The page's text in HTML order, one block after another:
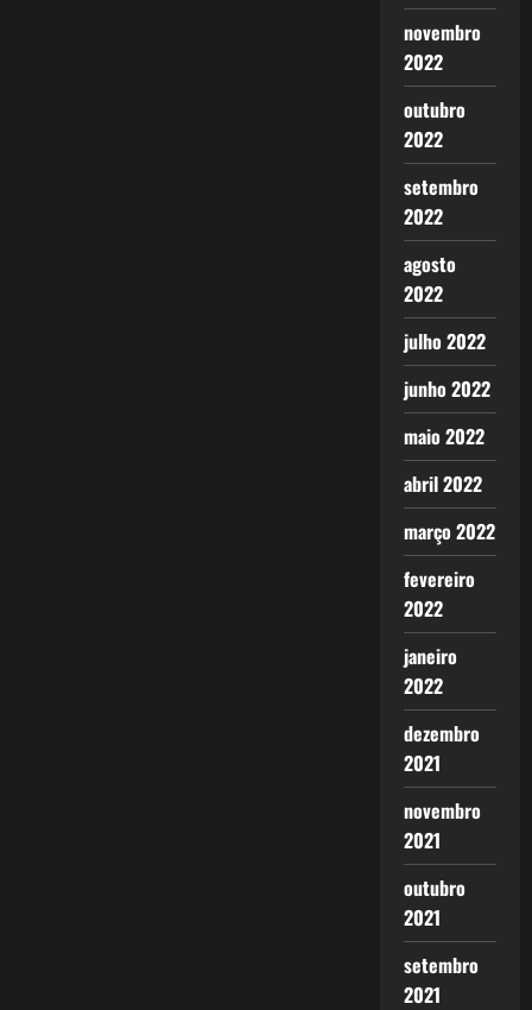
novembro
2022
outubro
2022
setembro
2022
agosto
2022
julho 2022
junho 2022
maio 2022
abril 2022
março 2022
fevereiro
2022
janeiro
2022
dezembro
2021
novembro
2021
outubro
2021
setembro
2021